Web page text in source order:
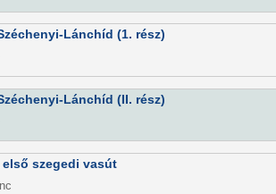
Lánchíd (1. rész)
Lánchíd (II. rész)
első szegedi vasút